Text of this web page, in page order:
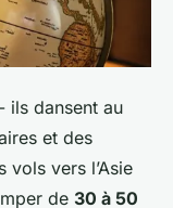
ils dansent au
et des
vols vers l’Asie
de 30 à 50